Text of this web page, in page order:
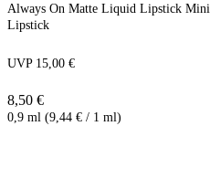
Always On Matte Liquid Lipstick Mini
Lipstick
UVP 15,00 €
8,50 €
0,9 ml (9,44 € / 1 ml)